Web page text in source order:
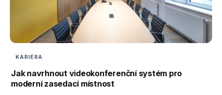
KARIÉRA
Jak navrhnout videokonferenční systém pro
moderní zasedací místnost